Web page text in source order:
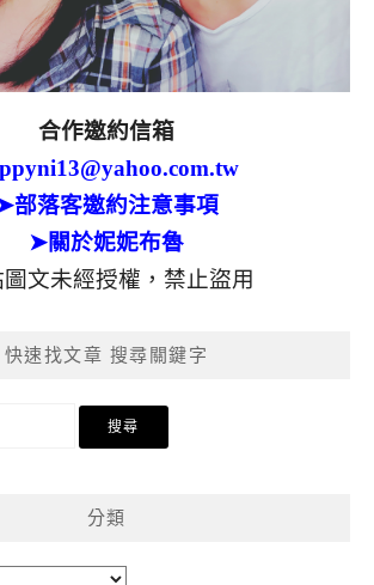
合作邀約信箱
部落客邀約注意事項
➤關於妮妮布魯
圖文未經授權，禁止盜用
快速找文章 搜尋關鍵字
分類